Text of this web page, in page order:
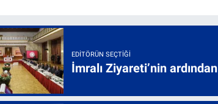
EDITÖRÜN SEÇTIĞI
İmralı Ziyareti’nin